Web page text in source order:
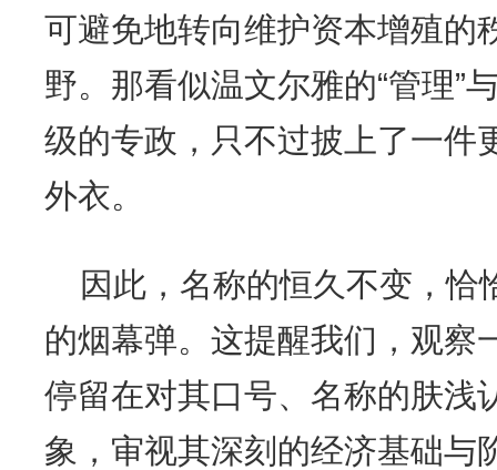
可避免地转向维护资本增殖的
野。那看似温文尔雅的“管理”
级的专政，只不过披上了一件
外衣。
因此，名称的恒久不变，恰
的烟幕弹。这提醒我们，观察
停留在对其口号、名称的肤浅
象，审视其深刻的经济基础与